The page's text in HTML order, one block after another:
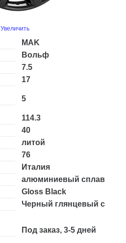
Увеличить
MAK
Вольф
7.5
17
5
114.3
40
литой
76
Италия
алюминиевый сплав
Gloss Black
Черный глянцевый с
Под заказ, 3-5 дней